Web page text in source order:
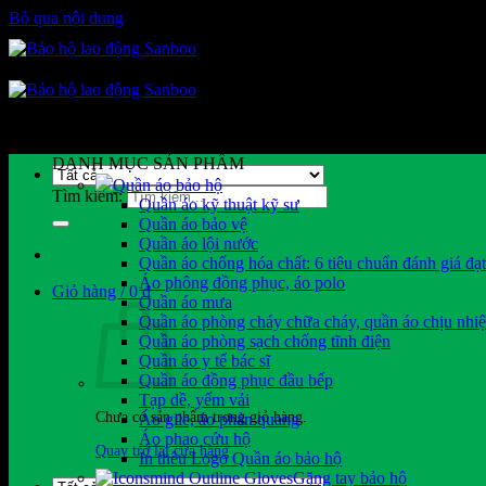
Bỏ qua nội dung
Tìm kiếm:
Giỏ hàng /0₫
Chưa có sản phẩm trong giỏ hàng.
Quay trở lại cửa hàng
DANH MỤC SẢN PHẨM
Quần áo bảo hộ
Quần áo kỹ thuật kỹ sư
Quần áo bảo vệ
Quần áo lội nước
Quần áo chống hóa chất: 6 tiêu chuẩn đánh giá
Áo phông đồng phục, áo polo
Quần áo mưa
Quần áo phòng cháy chữa cháy, quần áo chịu
Quần áo phòng sạch chống tĩnh điện
Quần áo y tế bác sĩ
Quần áo đồng phục đầu bếp
Tạp dề, yếm vải
Áo gile, áo phản quang
Áo phao cứu hộ
In thêu Logo Quần áo bảo hộ
Găng tay bảo hộ